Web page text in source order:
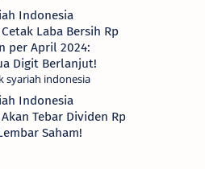
Indonesia
Cetak Laba Bersih Rp
per April 2024:
Digit Berlanjut!
Indonesia
Akan Tebar Dividen Rp
Saham!